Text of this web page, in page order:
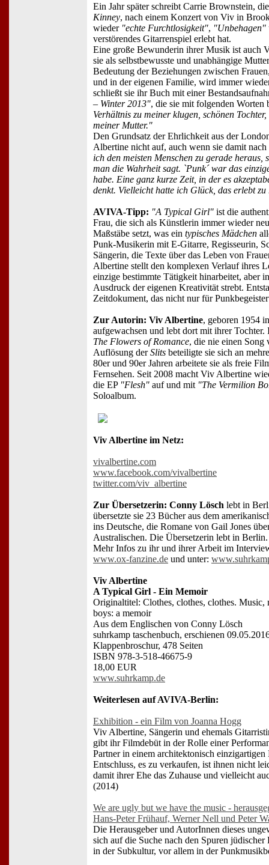
Ein Jahr später schreibt Carrie Brownstein,
Kinney, nach einem Konzert von Viv in
wieder "echte Furchtlosigkeit", "Unbehagen"
verstörendes Gitarrenspiel erlebt hat.
Eine große Bewunderin ihrer Musik ist auch
sie als selbstbewusste und unabhängige
Bedeutung der Beziehungen zwischen
und in der eigenen Familie, wird immer
schließt sie ihr Buch mit einer
– Winter 2013", die sie mit folgenden Worten
Verhältnis zu meiner klugen, schönen
meiner Mutter."
Den Grundsatz der Ehrlichkeit aus der
Albertine nicht auf, auch wenn sie damit
ich den meisten Menschen zu gerade heraus,
man die Wahrheit sagt. `Punk´ war das
habe. Eine ganz kurze Zeit, in der es
denkt. Vielleicht hatte ich Glück, das erlebt zu
AVIVA-Tipp: "A Typical Girl" ist die
Frau, die sich als Künstlerin immer wieder
Maßstäbe setzt, was ein typisches Mädchen
Punk-Musikerin mit E-Gitarre, Regisseurin,
Sängerin, die Texte über das Leben von
Albertine stellt den komplexen Verlauf ihres
einzige bestimmte Tätigkeit hinarbeitet, aber
Ausdruck der eigenen Kreativität strebt.
Zeitdokument, das nicht nur für
Zur Autorin: Viv Albertine, geboren 1954
aufgewachsen und lebt dort mit ihrer Tochter.
The Flowers of Romance, die nie einen Song
Auflösung derSlits beteiligte sie sich an
80er und 90er Jahren arbeitete sie als freie
Fernsehen. Seit 2008 macht Viv Albertine
die EP "Flesh" auf und mit "The Vermilion
Soloalbum.
Viv Albertine im Netz:
vivalbertine.com
www.facebook.com/vivalbertine
twitter.com/viv_albertine
Zur Übersetzerin: Conny Lösch lebt in
übersetzte sie 23 Bücher aus dem
ins Deutsche, die Romane von Gail Jones
Australischen. Die Übersetzerin lebt in Berlin.
Mehr Infos zu ihr und ihrer Arbeit im
www.ox-fanzine.de und unter:
Viv Albertine
A Typical Girl - Ein Memoir
Originaltitel: Clothes, clothes, clothes. Music,
boys: a memoir
Aus dem Englischen von Conny Lösch
suhrkamp taschenbuch, erschienen
Klappenbroschur, 478 Seiten
ISBN 978-3-518-46675-9
18,00 EUR
www.suhrkamp.de
Weiterlesen auf AVIVA-Berlin:
Exhibition - ein Film von Joanna Hogg
Viv Albertine, Sängerin und ehemals
gibt ihr Filmdebüt in der Rolle einer
Partner in einem architektonisch
Entschluss, es zu verkaufen, ist ihnen nicht
damit ihrer Ehe das Zuhause und vielleicht
(2014)
We are ugly but we have the music -
Hans-Peter Frühauf, Werner Nell und Peter
Die Herausgeber und AutorInnen dieses
sich auf die Suche nach den Spuren
in der Subkultur, vor allem in der